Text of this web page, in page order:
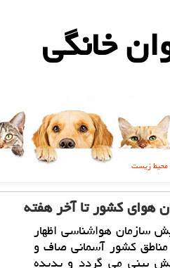
خانگی
محیط زیست
هوای كشور تا آخر هفته
سازمان هواشناسی اظهار
كشور آسمانی صاف و
بینی می گردد و پدیده